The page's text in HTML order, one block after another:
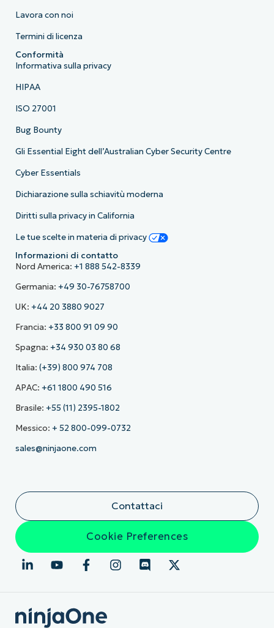
Lavora con noi
Termini di licenza
Conformità
Informativa sulla privacy
HIPAA
ISO 27001
Bug Bounty
Gli Essential Eight dell’Australian Cyber Security Centre
Cyber Essentials
Dichiarazione sulla schiavitù moderna
Diritti sulla privacy in California
Le tue scelte in materia di privacy
Informazioni di contatto
Nord America: +1 888 542-8339
Germania: +49 30-76758700
UK: +44 20 3880 9027
Francia: +33 800 91 09 90
Spagna: +34 930 03 80 68
Italia: (+39) 800 974 708
APAC: +61 1800 490 516
Brasile: +55 (11) 2395-1802
Messico: + 52 800-099-0732
sales@ninjaone.com
Contattaci
Cookie Preferences